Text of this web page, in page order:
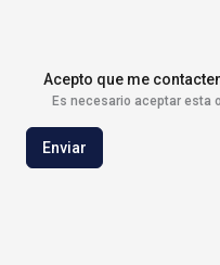
Acepto que me
Es necesario aceptar esta
Enviar